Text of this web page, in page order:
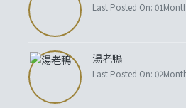
Last Posted On:
湯老鴨
Last Posted On: